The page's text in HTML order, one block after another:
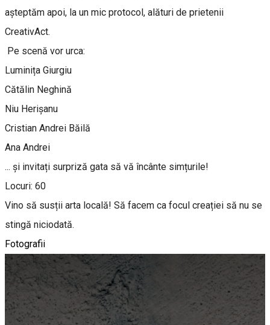
așteptăm apoi, la un mic protocol, alături de prietenii
CreativAct.
Pe scenă vor urca:
Luminița Giurgiu
Cătălin Neghină
Niu Herișanu
Cristian Andrei Băilă
Ana Andrei
... și invitați surpriză gata să vă încânte simțurile!
Locuri: 60
Vino să susții arta locală! Să facem ca focul creației să nu se
stingă niciodată.
Fotografii